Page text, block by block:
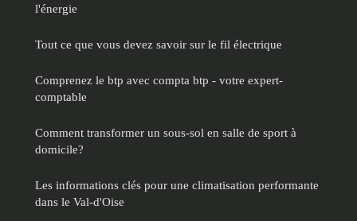
l'énergie
Tout ce que vous devez savoir sur le fil électrique
Comprenez le btp avec compta btp - votre expert-
comptable
Comment transformer un sous-sol en salle de sport à
domicile?
Les informations clés pour une climatisation performante
dans le Val-d'Oise